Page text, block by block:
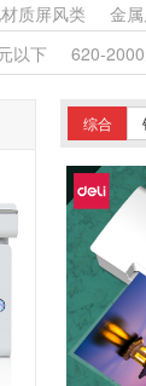
质屏风类 金
柜类
保险柜
藤制等类似材料
竹制、
塑料台
其他床
床类
钢塑床类
管理系统
像机
其他视
会议控制台
传真
热水器 洗
激光打
以下 620-
综合